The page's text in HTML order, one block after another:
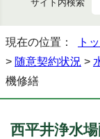
サイト内検索
現在の位置： ト
> 随意契約状況 >
機修繕
西平井浄水